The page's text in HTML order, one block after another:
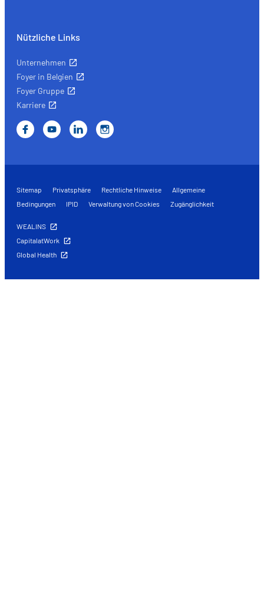
Nützliche Links
Unternehmen
Foyer in Belgien
Foyer Gruppe
Karriere
Sitemap Privatsphäre Rechtliche Hinweise
Allgemeine
Bedingungen
IPID Verwaltung von Cookies Zugänglichkeit
WEALINS
CapitalatWork
Global Health